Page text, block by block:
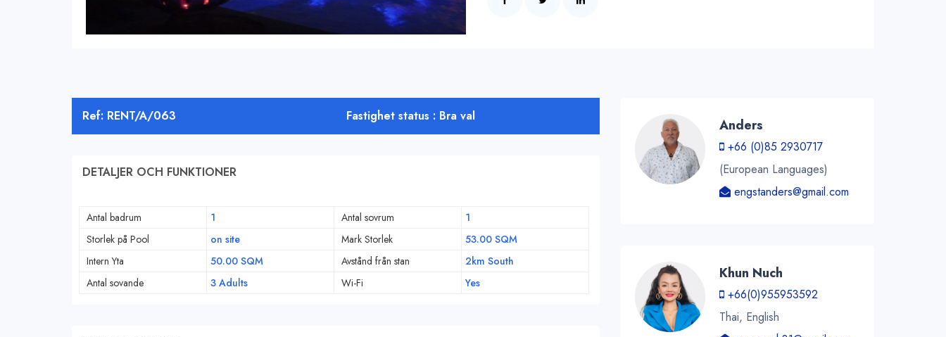
Ref: RENT/A/063 Fastighet status : Bra val
DETALJER OCH FUNKTIONER
Antal badrum 1 Antal sovrum
1
Storlek på Pool
on site Mark Storlek
53.00 SQM
Intern Yta
50.00 SQM Avstånd från stan
2km South
Antal sovande
3 Adults Wi-Fi Yes
Anders
+66 (0)85 2930717
(European Languages)
engstanders@gmail.com
Khun Nuch
+66(0)955953592
Thai, English